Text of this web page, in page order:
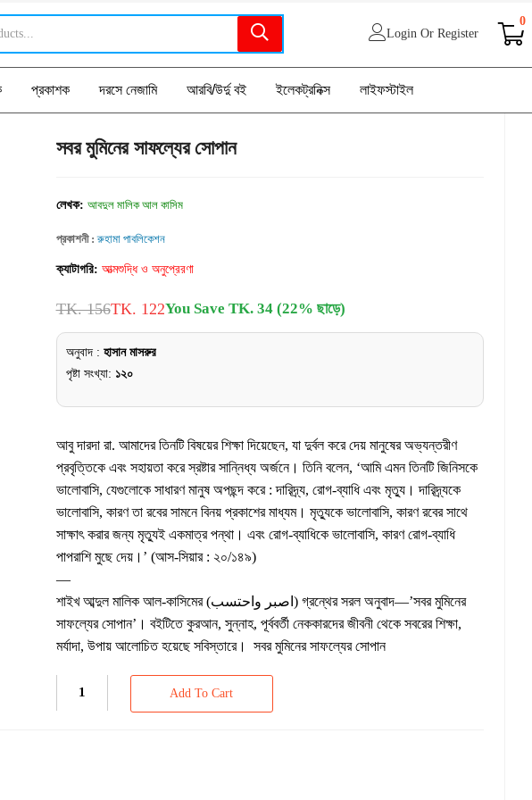
Login Or Register
0
প্রকাশক দরসে নেজামি আরবি/উর্দু বই ইলেকট্রনিক্স লাইফস্টাইল
সবর মুমিনের সাফল্যের সোপান
লেখক: আবদুল মালিক আল কাসিম
প্রকাশনী :রুহামা পাবলিকেশন
ক্যাটাগরি: আত্মশুদ্ধি ও অনুপ্রেরণা
TK. 156TK. 122You Save TK. 34 (22% ছাড়ে)
অনুবাদ : হাসান মাসরুর
পৃষ্টা সংখ্যা: ১২০
আবু দারদা রা. আমাদের তিনটি বিষয়ের শিক্ষা দিয়েছেন, যা দুর্বল করে দেয় মানুষের অভ্যন্তরীণ
প্রবৃত্তিকে এবং সহায়তা করে স্রষ্টার সান্নিধ্য অর্জনে। তিনি বলেন, ‘আমি এমন তিনটি জিনিসকে
ভালোবাসি, যেগুলোকে সাধারণ মানুষ অপছন্দ করে : দারিদ্র্য, রোগ-ব্যাধি এবং মৃত্যু। দারিদ্র্যকে
ভালোবাসি, কারণ তা রবের সামনে বিনয় প্রকাশের মাধ্যম। মৃত্যুকে ভালোবাসি, কারণ রবের সাথে
সাক্ষাৎ করার জন্য মৃত্যুই একমাত্র পন্থা। এবং রোগ-ব্যাধিকে ভালোবাসি, কারণ রোগ-ব্যাধি
পাপরাশি মুছে দেয়।’ (আস-সিয়ার : ২০/১৪৯)
—
শাইখ আব্দুল মালিক আল-কাসিমের (اصبر واحتسب) গ্রন্থের সরল অনুবাদ—’সবর মুমিনের
সাফল্যের সোপান’। বইটিতে কুরআন, সুন্নাহ, পূর্ববর্তী নেককারদের জীবনী থেকে সবরের শিক্ষা,
মর্যাদা, উপায় আলোচিত হয়েছে সবিস্তারে। সবর মুমিনের সাফল্যের সোপান
Add To Cart